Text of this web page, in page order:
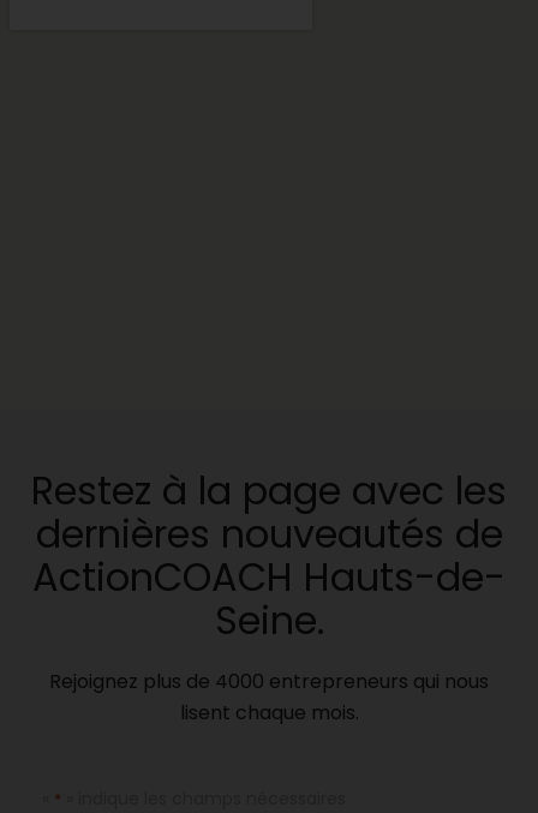
Restez à la page avec les
dernières nouveautés de
ActionCOACH Hauts-de-
Seine.
Rejoignez plus de 4000 entrepreneurs qui nous
lisent chaque mois.
*